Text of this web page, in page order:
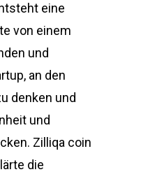
eine
von einem
und
an den
denken und
und
Zilliqa coin
die